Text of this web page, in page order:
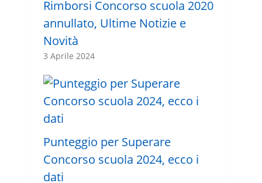
Rimborsi Concorso scuola 2020
annullato, Ultime Notizie e
Novità
3 Aprile 2024
Punteggio per Superare
Concorso scuola 2024, ecco i
dati